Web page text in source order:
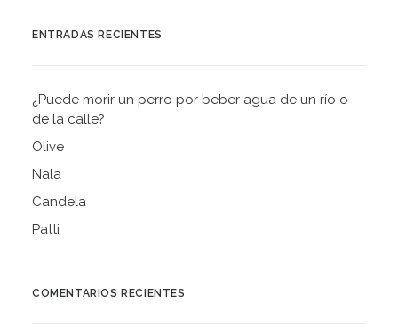
ENTRADAS RECIENTES
¿Puede morir un perro por beber agua de un río o
de la calle?
Olive
Nala
Candela
Patti
COMENTARIOS RECIENTES